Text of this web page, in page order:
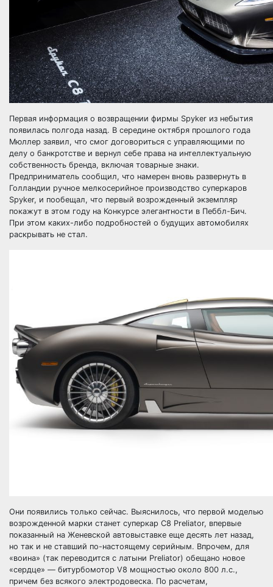
Первая информация о возвращении фирмы Spyker из небытия
появилась полгода назад. В середине октября прошлого года
Мюллер заявил, что смог договориться с управляющими по
делу о банкротстве и вернул себе права на интеллектуальную
собственность бренда, включая товарные знаки.
Предприниматель сообщил, что намерен вновь развернуть в
Голландии ручное мелкосерийное производство суперкаров
Spyker, и пообещал, что первый возрожденный экземпляр
покажут в этом году на Конкурсе элегантности в Пеббл-Бич.
При этом каких-либо подробностей о будущих автомобилях
раскрывать не стал.
Они появились только сейчас. Выяснилось, что первой моделью
возрожденной марки станет суперкар C8 Preliator, впервые
показанный на Женевской автовыставке еще десять лет назад,
но так и не ставший по-настоящему серийным. Впрочем, для
«воина» (так переводится с латыни Preliator) обещано новое
«сердце» — битурбомотор V8 мощностью около 800 л.с.,
причем без всякого электродовеска. По расчетам,